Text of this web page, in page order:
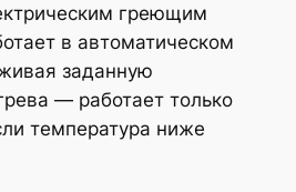
греющим
в автоматическом
заданную
— работает только
температура ниже